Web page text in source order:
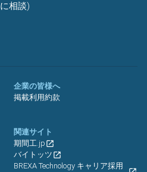
相談)
企業の皆様へ
掲載利用約款
関連サイト
期間工.jp
バイトッツ
BREXA Technology キャリア採用